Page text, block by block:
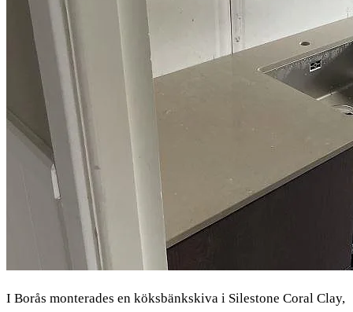
I Borås monterades en köksbänkskiva i Silestone Coral Clay,